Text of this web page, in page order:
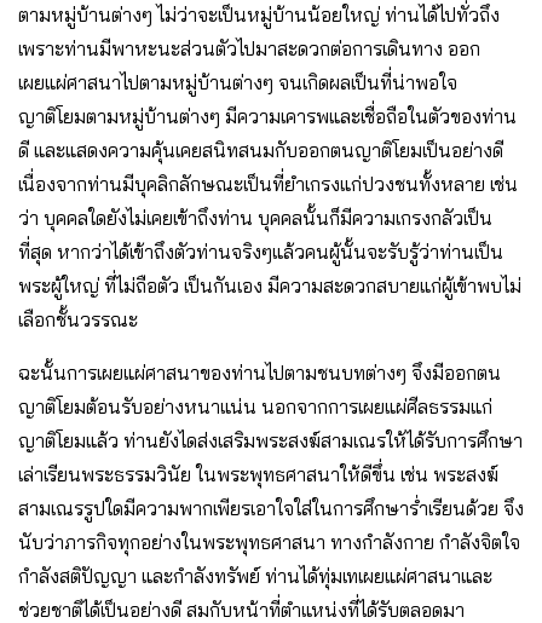
ตามหมู่บ้านต่างๆ ไม่ว่าจะเป็นหมู่บ้านน้อยใหญ่ ท่านได้ไปทั่วถึง
เพราะท่านมีพาหะนะส่วนตัวไปมาสะดวกต่อการเดินทาง ออก
เผยแผ่ศาสนาไปตามหมู่บ้านต่างๆ จนเกิดผลเป็นที่น่าพอใจ
ญาติโยมตามหมู่บ้านต่างๆ มีความเคารพและเชื่อถือในตัวของท่าน
ดี และแสดงความคุ้นเคยสนิทสนมกับออกตนญาติโยมเป็นอย่างดี
เนื่องจากท่านมีบุคลิกลักษณะเป็นที่ยำเกรงแก่ปวงชนทั้งหลาย เช่น
ว่า บุคคลใดยังไม่เคยเข้าถึงท่าน บุคคลนั้นก็มีความเกรงกลัวเป็น
ที่สุด หากว่าได้เข้าถึงตัวท่านจริงๆแล้วคนผู้นั้นจะรับรู้ว่าท่านเป็น
พระผู้ใหญ่ ที่ไม่ถือตัว เป็นกันเอง มีความสะดวกสบายแก่ผู้เข้าพบไม่
เลือกชั้นวรรณะ
ฉะนั้นการเผยแผ่ศาสนาของท่านไปตามชนบทต่างๆ จึงมีออกตน
ญาติโยมต้อนรับอย่างหนาแน่น นอกจากการเผยแผ่ศีลธรรมแก่
ญาติโยมแล้ว ท่านยังไดส่งเสริมพระสงฆ์สามเณรให้ได้รับการศึกษา
เล่าเรียนพระธรรมวินัย ในพระพุทธศาสนาให้ดีขึ่น เช่น พระสงฆ์
สามเณรรูปใดมีความพากเพียรเอาใจใส่ในการศึกษาร่ำเรียนด้วย จึง
นับว่าภารกิจทุกอย่างในพระพุทธศาสนา ทางกำลังกาย กำลังจิตใจ
กำลังสติปัญญา และกำลังทรัพย์ ท่านได้ทุ่มเทเผยแผ่ศาสนาและ
ช่วยชาติได้เป็นอย่างดี สมกับหน้าที่ตำแหน่งที่ได้รับตลอดมา